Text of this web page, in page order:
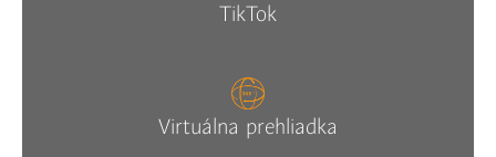
TikTok
Virtuálna prehliadka